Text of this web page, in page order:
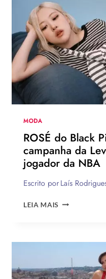
VERÃO
EUROPEU
2026
QUE
DEVEM
CHEGAR
AO
MODA
ROSÉ do Black
campanha da
jogador da NBA
Escrito porLaís
LEIA MAIS ROSÉ
ESTRELA
CAMPANHA
DA